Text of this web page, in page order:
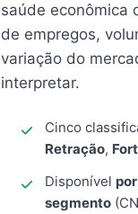
saúde econômica
de empregos,
variação do
interpretar.
Cinco
Retração,
Disponível
segmento